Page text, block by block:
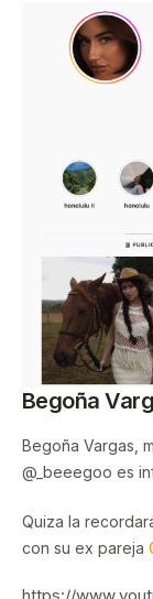
Begoña
Begoña Vargas,
@_beeegoo es
Quiza la
con su ex pareja
https://